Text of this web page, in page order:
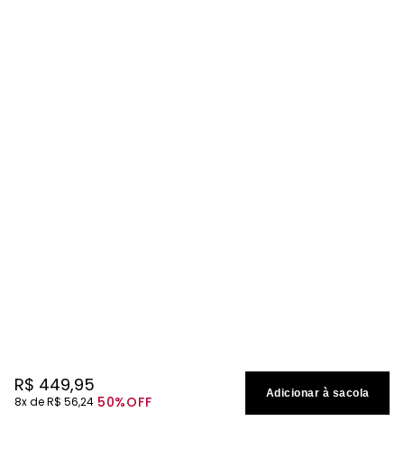
R$ 449,95
8 R$ 56,24 50%OFF Adicionar à sacola